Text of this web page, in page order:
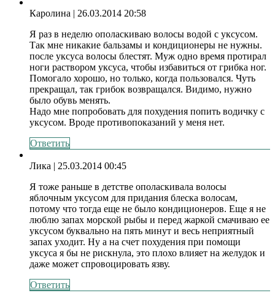
Каролина | 26.03.2014 20:58
Я раз в неделю ополаскиваю волосы водой с уксусом.
Так мне никакие бальзамы и кондиционеры не нужны.
после уксуса волосы блестят. Муж одно время протирал
ноги раствором уксуса, чтобы избавиться от грибка ног.
Помогало хорошо, но только, когда пользовался. Чуть
прекращал, так грибок возвращался. Видимо, нужно
было обувь менять.
Надо мне попробовать для похудения попить водичку с
уксусом. Вроде противопоказаний у меня нет.
Ответить
Лика | 25.03.2014 00:45
Я тоже раньше в детстве ополаскивала волосы
яблочным уксусом для придания блеска волосам,
потому что тогда еще не было кондиционеров. Еще я не
люблю запах морской рыбы и перед жаркой смачиваю ее
уксусом буквально на пять минут и весь неприятный
запах уходит. Ну а на счет похудения при помощи
уксуса я бы не рискнула, это плохо влияет на желудок и
даже может спровоцировать язву.
Ответить